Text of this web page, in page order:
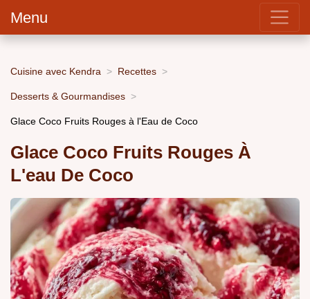
Menu
Cuisine avec Kendra Recettes
Desserts & Gourmandises
Glace Coco Fruits Rouges à l'Eau de Coco
Glace Coco Fruits Rouges À
L'eau De Coco